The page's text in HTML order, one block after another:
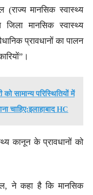
मानसिक स्वास्थ्य
मानसिक स्वास्थ्य
प्रावधानों का पालन
को सामान्य परिस्थितियों में
चाहिए:इलाहाबाद HC
कानून के प्रावधानों को
ने कहा है कि मानसिक